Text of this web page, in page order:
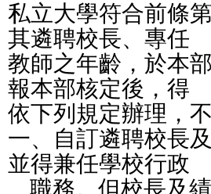
私立大學符合前條
其遴聘校長、專任
教師之年齡，於本
報本部核定後，得
依下列規定辦理，
一、自訂遴聘校長
並得兼任學校行政
職務。但校長及